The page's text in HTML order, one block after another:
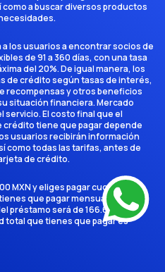
a buscar diversos productos
los usuarios a encontrar socios de
de 91 a 360 días, con una tasa
del 20%. De igual manera, los
de crédito según tasas de interés,
recompensas y otros beneficios
situación financiera. Mercado
servicio. El costo final que el
tiene que pagar depende
usuarios recibirán información
como todas las tarifas, antes de
de crédito.
MXN y eliges pagar cuotas en 6
que pagar mensualmente es
préstamo será de 166.666,7
total que tienes que pagar es